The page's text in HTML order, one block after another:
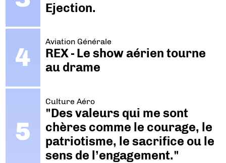
Ejection.
Aviation Générale
REX - Le show aérien tourne
au drame
Culture Aéro
"Des valeurs qui me sont
chères comme le courage, le
patriotisme, le sacrifice ou le
sens de l’engagement."